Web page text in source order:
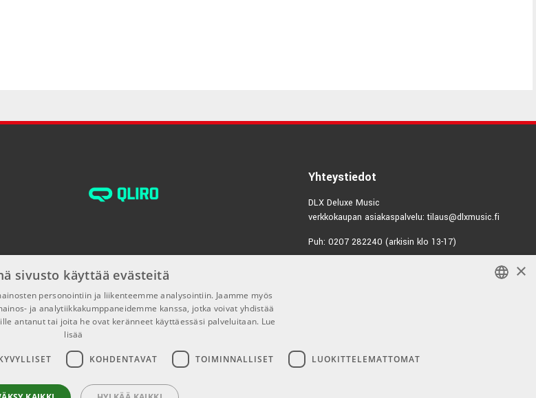
Yhteystiedot
DLX Deluxe Music
verkkokaupan asiakaspalvelu: tilaus@dlxmusic.fi
Puh: 0207 282240 (arkisin klo 13-17)
×
sivusto käyttää evästeitä
personointiin ja liikenteemme analysointiin. Jaamme myös
ja analytiikkakumppaneidemme kanssa, jotka voivat yhdistää
antanut tai joita he ovat keränneet käyttäessäsi palveluitaan. Lue
lisää
KOHDENTAVAT TOIMINNALLISET LUOKITTELEMATTOMAT